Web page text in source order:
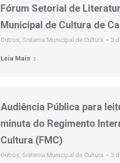
Fórum Setorial de
Municipal de Cultura de
Outros, Sistema Municipal de Cultura 3
Leia Mais
Audiência Pública para
minuta do Regimento
Cultura (FMC)
Outros, Sistema Municipal de Cultura 3